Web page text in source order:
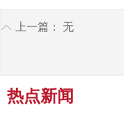
ꂁ 上一篇： 无
热点新闻